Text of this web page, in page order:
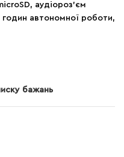
аудіороз’єм
автономної роботи,
бажань